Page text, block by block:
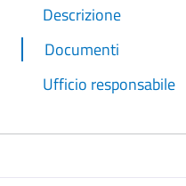
Descrizione
Documenti
Ufficio responsabile